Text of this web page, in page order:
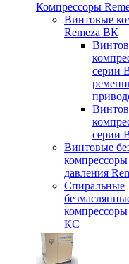
Компрессоры
Винтовые
Remeza ВК
серии
серии
Винтовые
компрессоры
давления
Спиральные
компрессоры
КС